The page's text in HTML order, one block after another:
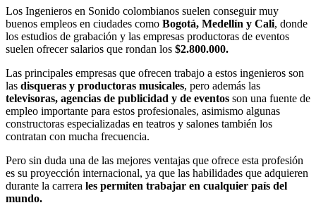
Los Ingenieros en Sonido colombianos suelen conseguir muy
buenos empleos en ciudades como Bogotá, Medellín y Cali, donde
los estudios de grabación y las empresas productoras de eventos
suelen ofrecer salarios que rondan los $2.800.000.
Las principales empresas que ofrecen trabajo a estos ingenieros son
las disqueras y productoras musicales, pero además las
televisoras, agencias de publicidad y de eventos son una fuente de
empleo importante para estos profesionales, asimismo algunas
constructoras especializadas en teatros y salones también los
contratan con mucha frecuencia.
Pero sin duda una de las mejores ventajas que ofrece esta profesión
es su proyección internacional, ya que las habilidades que adquieren
durante la carrera les permiten trabajar en cualquier país del
mundo.